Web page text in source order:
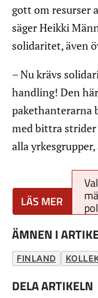
gott om resurser
säger Heikki
solidaritet, även
– Nu krävs
handling! Den
pakethanterarna
med bittra
alla
ÄMNEN I
FINLAND
DELA ARTIKELN